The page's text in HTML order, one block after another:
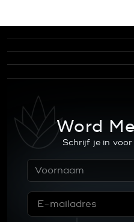
Word
Schrijf je in